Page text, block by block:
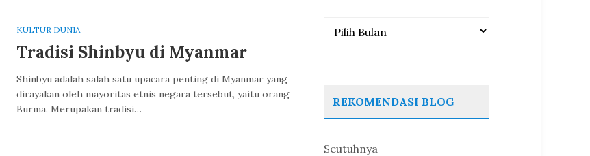
KULTUR DUNIA
Tradisi Shinbyu di Myanmar
Shinbyu adalah salah satu upacara penting di Myanmar yang
dirayakan oleh mayoritas etnis negara tersebut, yaitu orang
Burma. Merupakan tradisi…
Arsip
REKOMENDASI BLOG
Seutuhnya